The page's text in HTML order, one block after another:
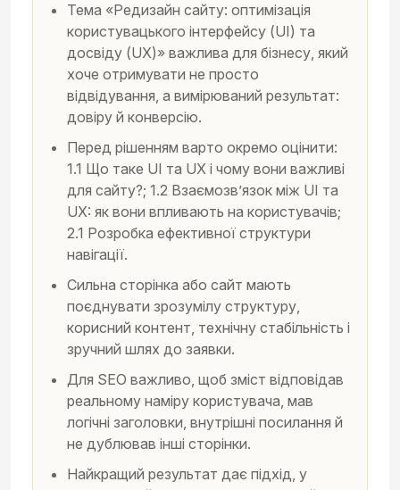
Тема «Редизайн сайту: оптимізація
користувацького інтерфейсу (UI) та
досвіду (UX)» важлива для бізнесу, який
хоче отримувати не просто
відвідування, а вимірюваний результат:
довіру й конверсію.
Перед рішенням варто окремо оцінити:
1.1 Що таке UI та UX і чому вони важливі
для сайту?; 1.2 Взаємозв’язок між UI та
UX: як вони впливають на користувачів;
2.1 Розробка ефективної структури
навігації.
Сильна сторінка або сайт мають
поєднувати зрозумілу структуру,
корисний контент, технічну стабільність і
зручний шлях до заявки.
Для SEO важливо, щоб зміст відповідав
реальному наміру користувача, мав
логічні заголовки, внутрішні посилання й
не дублював інші сторінки.
Найкращий результат дає підхід, у